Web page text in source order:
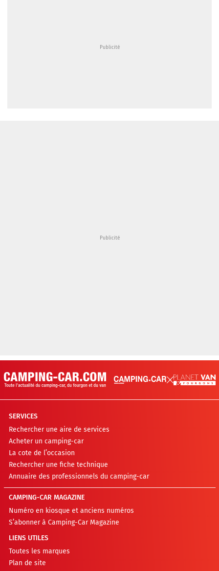
SERVICES
Rechercher une aire de services
Acheter un camping-car
La cote de l’occasion
Rechercher une fiche technique
Annuaire des professionnels du camping-car
CAMPING-CAR MAGAZINE
Numéro en kiosque et anciens numéros
S’abonner à Camping-Car Magazine
LIENS UTILES
Toutes les marques
Plan de site